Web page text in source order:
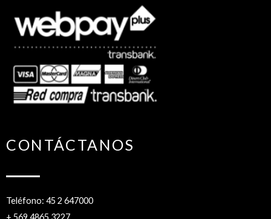
CONTÁCTANOS
Teléfono: 45 2 647000
+ 569 4865 3227